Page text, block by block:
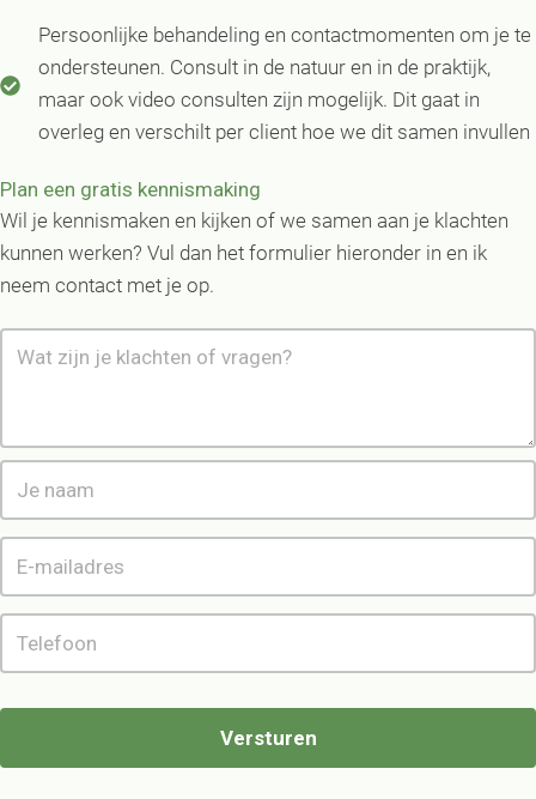
Persoonlijke behandeling en contactmomenten om je te
ondersteunen. Consult in de natuur en in de praktijk,
maar ook video consulten zijn mogelijk. Dit gaat in
overleg en verschilt per client hoe we dit samen invullen
Plan een gratis kennismaking
Wil je kennismaken en kijken of we samen aan je klachten
kunnen werken? Vul dan het formulier hieronder in en ik
neem contact met je op.